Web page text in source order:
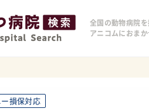
全国の動物病院
アニコムにおまか
損保対応